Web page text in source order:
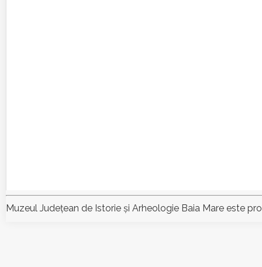
Muzeul Judeţean de Istorie şi Arheologie Baia Mare este